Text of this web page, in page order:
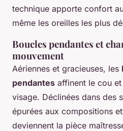
technique apporte confort
même les oreilles les plus
Boucles pendantes et
mouvement
Aériennes et gracieuses, les
pendantes affinent le cou
visage. Déclinées dans des
épurées aux compositions
deviennent la pièce